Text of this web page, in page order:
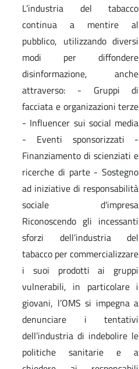
L’industria del tabacco
continua a mentire al
pubblico, utilizzando diversi
modi per diffondere
disinformazione, anche
attraverso: - Gruppi di
facciata e organizazioni terze
- Influencer sui social media
- Eventi sponsorizzati -
Finanziamento di scienziati e
ricerche di parte - Sostegno
ad iniziative di responsabilità
sociale d'impresa
Riconoscendo gli incessanti
sforzi dell’industria del
tabacco per commercializzare
i suoi prodotti ai gruppi
vulnerabili, in particolare i
giovani, l’OMS si impegna a
denunciare i tentativi
dell’industria di indebolire le
politiche sanitarie e a